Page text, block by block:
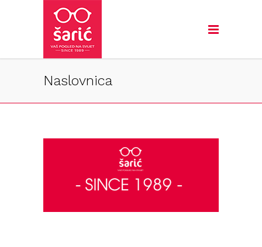
Naslovnica